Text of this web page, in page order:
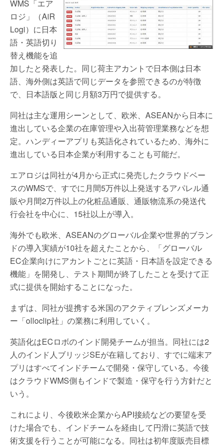
WMS「エア
ロジ」（AiR
Logi）に日本
語・英語切り
替え機能を追
加したと発表した。同じ荷主アカントで日本側は日本
語、海外側は英語で同じデータを参照できるのが特徴
で、日本語版と同じ月額3万円で提供する。
同社は主な運用シーンとして、欧米、ASEANから日本に
進出している企業の在庫管理や入出荷管理業務などを想
定。ハンディーアプリも英語化されているため、海外に
進出している日本企業が利用することも可能だ。
エアロジは同社が4月から正式に発売したクラウドベー
スのWMSで、すでに月間5万件以上発送するアパレル通
販や月間2万件以上の化粧品通販、通販物流系の発送代
行会社を中心に、15社以上が導入。
海外でも欧米、ASEANのグローバル企業や世界的ブラン
ドの導入実績が10社を超えたことから、「グローバル
EC企業向けにアカントごとに英語・日本語を設定できる
機能」を開発し、テスト期間が終了したことを受けて正
式に提供を開始することになった。
まずは、同社が提携する米国のアクティブレンズメーカ
ー「olloclip社」の業務に利用していく。
英語化はECロボのインド開発チームが担当。同社には2
人のインド人ブリッジSEが在籍しており、すでに端末ア
プリはすべてインドチームで開発・保守している。今後
はクラウドWMS側もインドで製造・保守を行う方針だと
いう。
これにより、今後欧米企業からAPI接続などの要望を受
けた場合でも、インドチームを経由して円滑に英語で技
術支援を行うことが可能になる。同社は初年度販売目標